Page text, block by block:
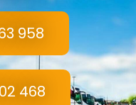
958
468